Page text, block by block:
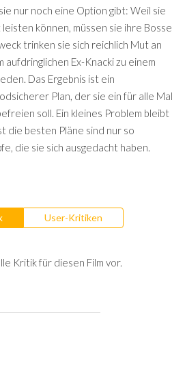
nur noch eine Option gibt: Weil sie
können, müssen sie ihre Bosse
trinken sie sich reichlich Mut an
aufdringlichen Ex-Knacki zu einem
Das Ergebnis ist ein
Plan, der sie ein für alle Mal
soll. Ein kleines Problem bleibt
die besten Pläne sind nur so
die sie sich ausgedacht haben.
User-Kritiken
Kritik für diesen Film vor.